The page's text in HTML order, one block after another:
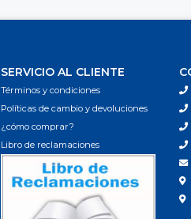
SERVICIO AL CLIENTE
Términos y condiciones
Políticas de cambio y devoluciones
¿cómo comprar?
Libro de reclamaciones